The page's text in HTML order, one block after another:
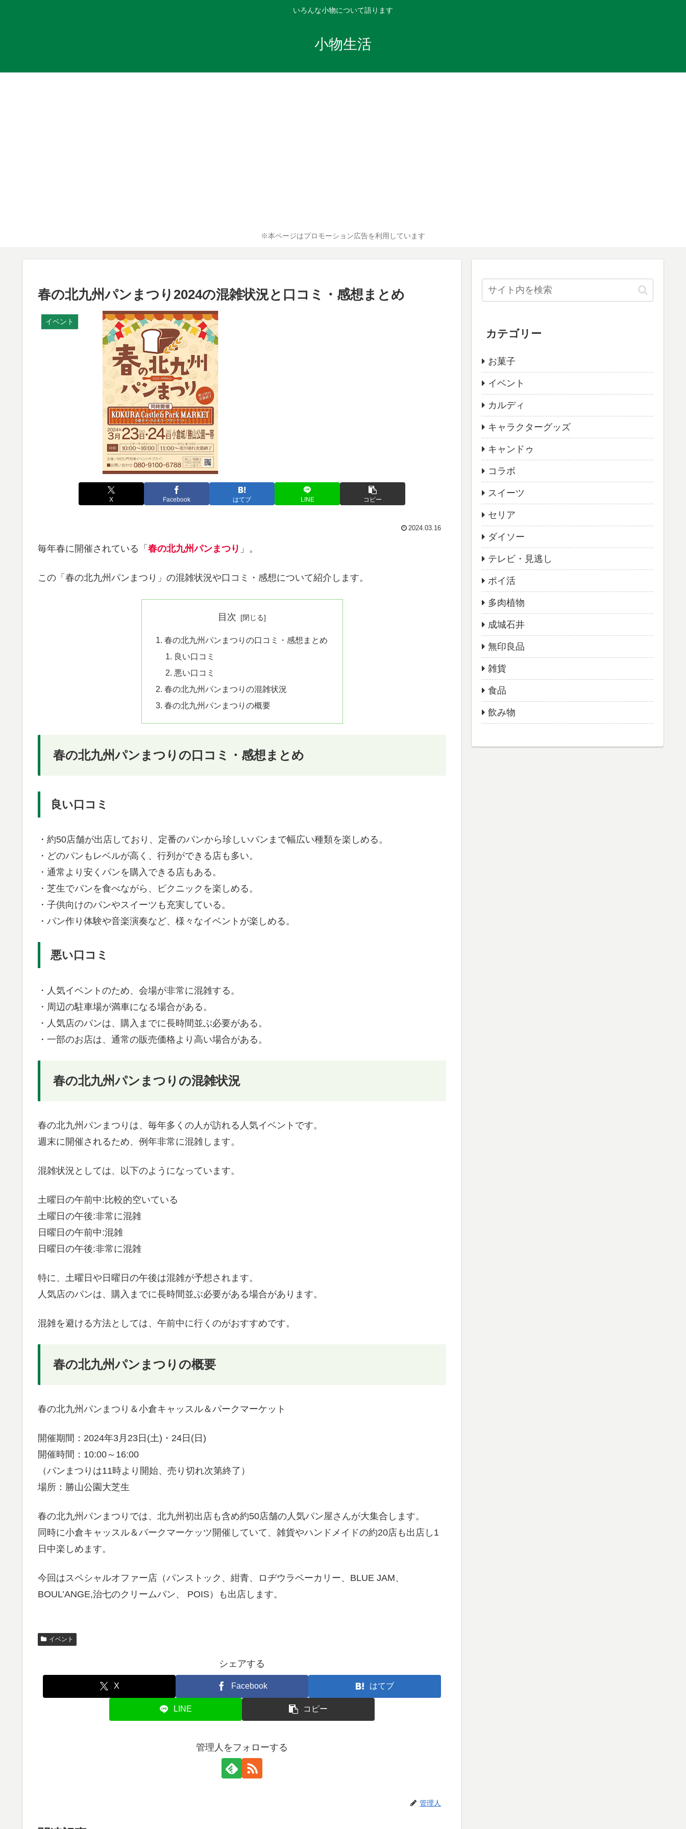
いろんな小物について語ります
小物生活
※本ページはプロモーション広告を利用しています
春の北九州パンまつり2024の混雑状況と口コミ・感想まとめ
イベント
X Facebook はてブ LINE コピー
2024.03.16
毎年春に開催されている「 春の北九州パンまつり 」。
この「春の北九州パンまつり」の混雑状況や口コミ・感想について紹介します。
目次
春の北九州パンまつりの口コミ・感想まとめ
良い口コミ
悪い口コミ
春の北九州パンまつりの混雑状況
春の北九州パンまつりの概要
春の北九州パンまつりの口コミ・感想まとめ
良い口コミ
・約50店舗が出店しており、定番のパンから珍しいパンまで幅広い種類を楽しめる。
・どのパンもレベルが高く、行列ができる店も多い。
・通常より安くパンを購入できる店もある。
・芝生でパンを食べながら、ピクニックを楽しめる。
・子供向けのパンやスイーツも充実している。
・パン作り体験や音楽演奏など、様々なイベントが楽しめる。
悪い口コミ
・人気イベントのため、会場が非常に混雑する。
・周辺の駐車場が満車になる場合がある。
・人気店のパンは、購入までに長時間並ぶ必要がある。
・一部のお店は、通常の販売価格より高い場合がある。
春の北九州パンまつりの混雑状況
春の北九州パンまつりは、毎年多くの人が訪れる人気イベントです。
週末に開催されるため、例年非常に混雑します。
混雑状況としては、以下のようになっています。
土曜日の午前中:比較的空いている
土曜日の午後:非常に混雑
日曜日の午前中:混雑
日曜日の午後:非常に混雑
特に、土曜日や日曜日の午後は混雑が予想されます。
人気店のパンは、購入までに長時間並ぶ必要がある場合があります。
混雑を避ける方法としては、午前中に行くのがおすすめです。
春の北九州パンまつりの概要
春の北九州パンまつり＆小倉キャッスル＆パークマーケット
開催期間：2024年3月23日(土)・24日(日)
開催時間：10:00～16:00
（パンまつりは11時より開始、売り切れ次第終了）
場所：勝山公園大芝生
春の北九州パンまつりでは、北九州初出店も含め約50店舗の人気パン屋さんが大集合します。
同時に小倉キャッスル＆パークマーケッツ開催していて、雑貨やハンドメイドの約20店も出店し1
日中楽しめます。
今回はスペシャルオファー店（パンストック、紺青、ロヂウラベーカリー、BLUE JAM、
BOUL’ANGE,治七のクリームパン、 POIS）も出店します。
イベント
シェアする
X Facebook はてブ
LINE コピー
管理人をフォローする
管理人
カテゴリー
お菓子
イベント
カルディ
キャラクターグッズ
キャンドゥ
コラボ
スイーツ
セリア
ダイソー
テレビ・見逃し
ポイ活
多肉植物
成城石井
無印良品
雑貨
食品
飲み物